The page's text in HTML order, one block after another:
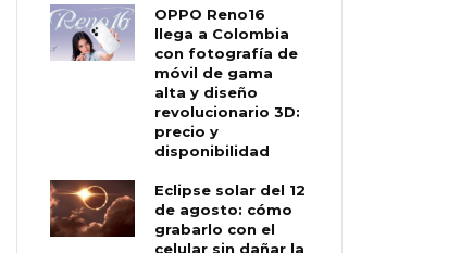
OPPO Reno16
llega a Colombia
con fotografía de
móvil de gama
alta y diseño
revolucionario 3D:
precio y
disponibilidad
Eclipse solar del 12
de agosto: cómo
grabarlo con el
celular sin dañar la